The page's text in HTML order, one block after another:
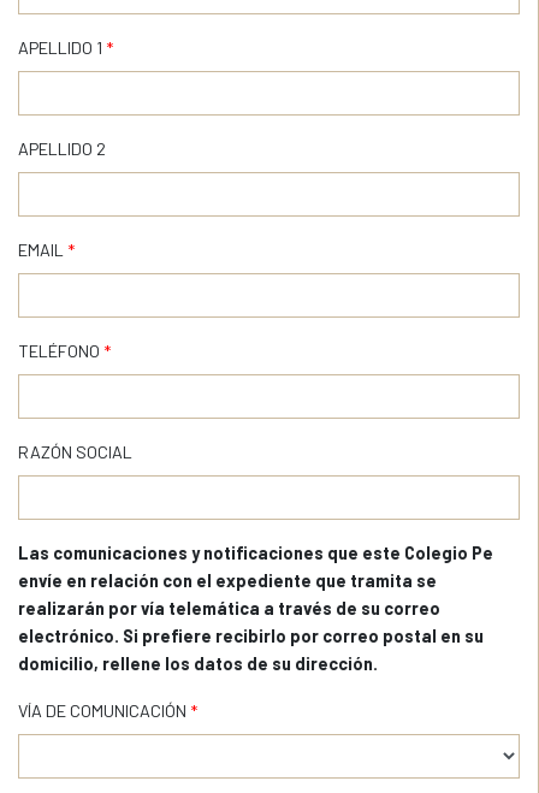
APELLIDO 1 *
APELLIDO 2
EMAIL *
TELÉFONO *
RAZÓN SOCIAL
Las comunicaciones y notificaciones que este Colegio Pe
envíe en relación con el expediente que tramita se
realizarán por vía telemática a través de su correo
electrónico. Si prefiere recibirlo por correo postal en su
domicilio, rellene los datos de su dirección.
VÍA DE COMUNICACIÓN *